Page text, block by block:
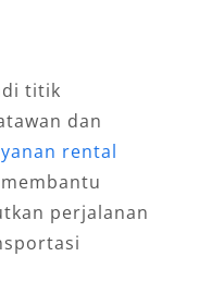
titik
dan
rental
perjalanan